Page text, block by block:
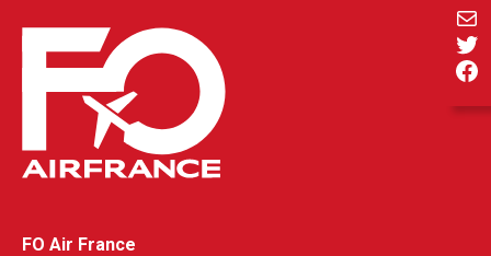
FO Air France
E-